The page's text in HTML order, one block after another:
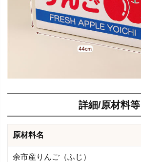
詳細/原材料等
原材料名
余市産りんご（ふじ）